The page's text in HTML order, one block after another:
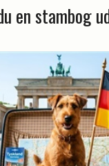
en stambog